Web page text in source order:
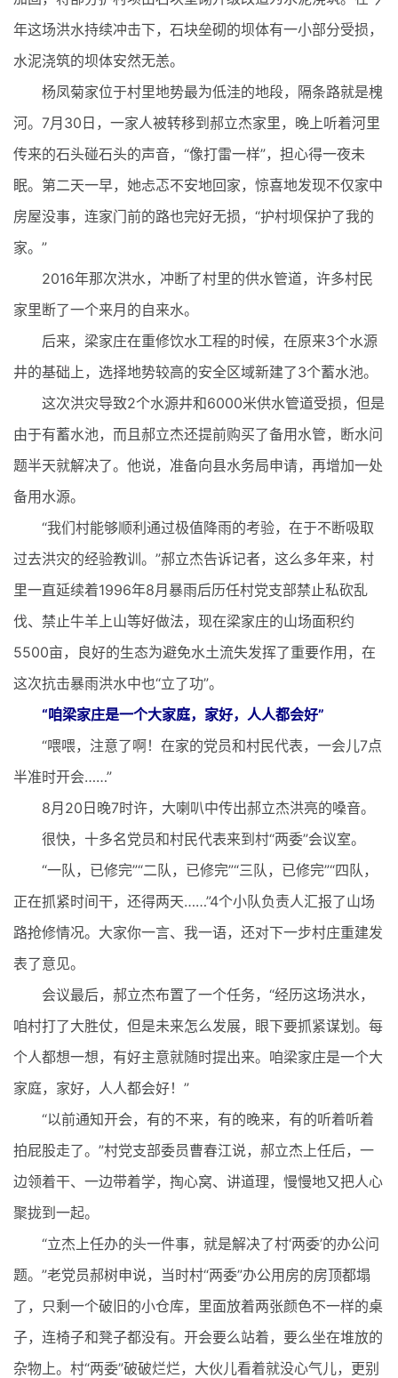
年这场洪水持续冲击下，石块垒砌的坝体有一小部分受损，
水泥浇筑的坝体安然无恙。
杨凤菊家位于村里地势最为低洼的地段，隔条路就是槐
河。7月30日，一家人被转移到郝立杰家里，晚上听着河里
传来的石头碰石头的声音，“像打雷一样”，担心得一夜未
眠。第二天一早，她忐忑不安地回家，惊喜地发现不仅家中
房屋没事，连家门前的路也完好无损，“护村坝保护了我的
家。”
2016年那次洪水，冲断了村里的供水管道，许多村民
家里断了一个来月的自来水。
后来，梁家庄在重修饮水工程的时候，在原来3个水源
井的基础上，选择地势较高的安全区域新建了3个蓄水池。
这次洪灾导致2个水源井和6000米供水管道受损，但是
由于有蓄水池，而且郝立杰还提前购买了备用水管，断水问
题半天就解决了。他说，准备向县水务局申请，再增加一处
备用水源。
“我们村能够顺利通过极值降雨的考验，在于不断吸取
过去洪灾的经验教训。”郝立杰告诉记者，这么多年来，村
里一直延续着1996年8月暴雨后历任村党支部禁止私砍乱
伐、禁止牛羊上山等好做法，现在梁家庄的山场面积约
5500亩，良好的生态为避免水土流失发挥了重要作用，在
这次抗击暴雨洪水中也“立了功”。
“咱梁家庄是一个大家庭，家好，人人都会好”
“喂喂，注意了啊！在家的党员和村民代表，一会儿7点
半准时开会……”
8月20日晚7时许，大喇叭中传出郝立杰洪亮的嗓音。
很快，十多名党员和村民代表来到村“两委”会议室。
“一队，已修完”“二队，已修完”“三队，已修完”“四队，
正在抓紧时间干，还得两天……”4个小队负责人汇报了山场
路抢修情况。大家你一言、我一语，还对下一步村庄重建发
表了意见。
会议最后，郝立杰布置了一个任务，“经历这场洪水，
咱村打了大胜仗，但是未来怎么发展，眼下要抓紧谋划。每
个人都想一想，有好主意就随时提出来。咱梁家庄是一个大
家庭，家好，人人都会好！”
“以前通知开会，有的不来，有的晚来，有的听着听着
拍屁股走了。”村党支部委员曹春江说，郝立杰上任后，一
边领着干、一边带着学，掏心窝、讲道理，慢慢地又把人心
聚拢到一起。
“立杰上任办的头一件事，就是解决了村‘两委’的办公问
题。”老党员郝树申说，当时村“两委”办公用房的房顶都塌
了，只剩一个破旧的小仓库，里面放着两张颜色不一样的桌
子，连椅子和凳子都没有。开会要么站着，要么坐在堆放的
杂物上。村“两委”破破烂烂，大伙儿看着就没心气儿，更别